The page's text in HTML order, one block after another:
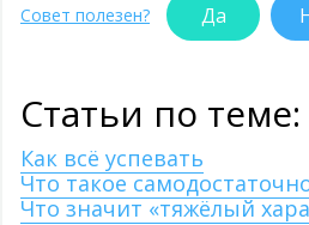
Совет полезен? Да
Статьи по теме:
Как всё успевать
Что такое
Что значит «тяжёлый